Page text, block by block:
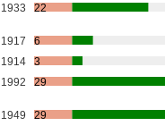
1933 22
1917
6
1914
3
1992 29
1949 29